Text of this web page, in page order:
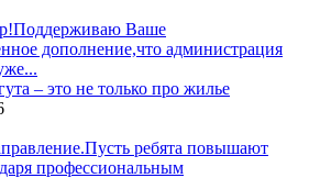
Ваше
дополнение,что администрация
‒ это не только про жилье
ребята повышают
профессиональным